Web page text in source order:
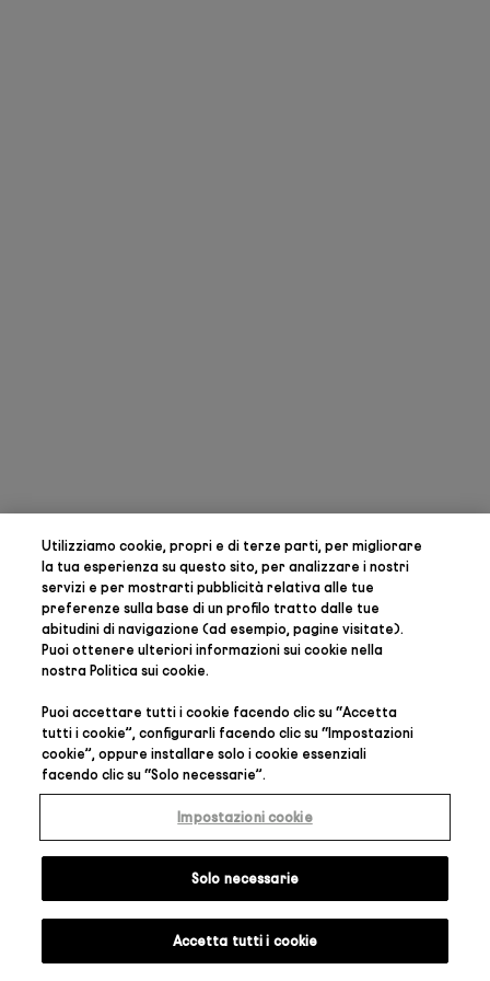
Utilizziamo cookie, propri e di terze parti, permigliorare
la tua esperienza su questo sito, per analizzare i nostri
servizi e per mostrarti pubblicità relativa alle tue
preferenze sulla base di un profilo tratto dalle tue
abitudini di navigazione (ad esempio, pagine visitate).
Puoi ottenere ulteriori informazioni sui cookie nella
nostraPolitica sui cookie.
Puoi accettare tutti i cookie facendo clic su “Accetta
tutti i cookie”, configurarli facendo clic su “Impostazioni
cookie”, oppure installare solo i cookie essenziali
facendo clic su “Solo necessarie”.
Impostazioni cookie
Solo necessarie
Accetta tutti i cookie